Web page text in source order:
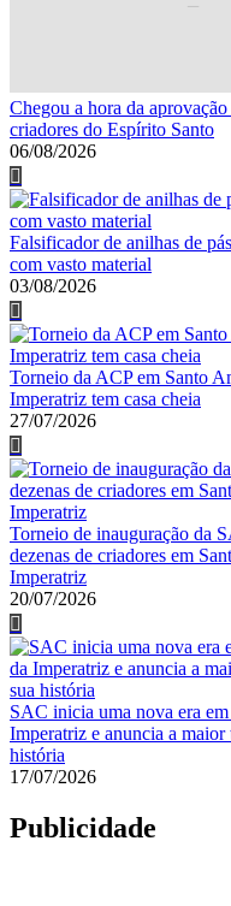
Chegou a hora da
criadores do Espírito Santo
06/08/2026
Falsificador de anilhas de
com vasto material
03/08/2026
Torneio da ACP em Santo
Imperatriz tem casa cheia
27/07/2026
Torneio de inauguração da
dezenas de criadores em
Imperatriz
20/07/2026
SAC inicia uma nova era
Imperatriz e anuncia a maior
história
17/07/2026
Publicidade